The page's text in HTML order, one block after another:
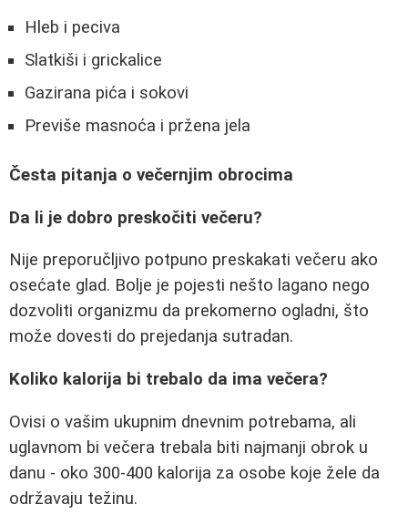
Hleb i peciva
Slatkiši i grickalice
Gazirana pića i sokovi
Previše masnoća i pržena jela
Česta pitanja o večernjim obrocima
Da li je dobro preskočiti večeru?
Nije preporučljivo potpuno preskakati večeru ako
osećate glad. Bolje je pojesti nešto lagano nego
dozvoliti organizmu da prekomerno ogladni, što
može dovesti do prejedanja sutradan.
Koliko kalorija bi trebalo da ima večera?
Ovisi o vašim ukupnim dnevnim potrebama, ali
uglavnom bi večera trebala biti najmanji obrok u
danu - oko 300-400 kalorija za osobe koje žele da
održavaju težinu.